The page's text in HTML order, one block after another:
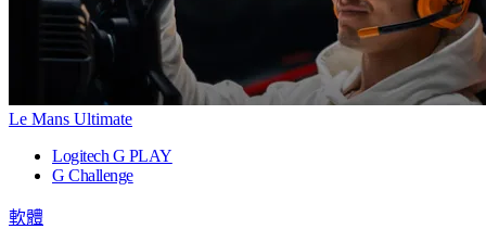
Le Mans Ultimate
Logitech G PLAY
G Challenge
軟體